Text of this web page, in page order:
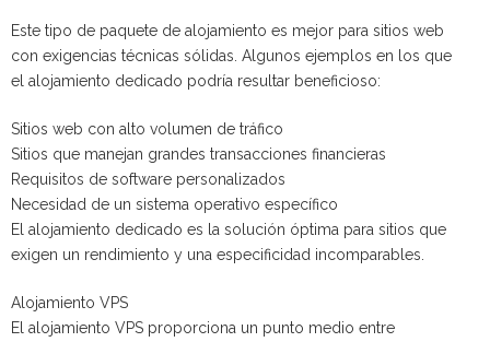
Este tipo de paquete de alojamiento es mejor para sitios web
con exigencias técnicas sólidas. Algunos ejemplos en los que
el alojamiento dedicado podría resultar beneficioso:
Sitios web con alto volumen de tráfico
Sitios que manejan grandes transacciones financieras
Requisitos de software personalizados
Necesidad de un sistema operativo específico
El alojamiento dedicado es la solución óptima para sitios que
exigen un rendimiento y una especificidad incomparables.
Alojamiento VPS
El alojamiento VPS proporciona un punto medio entre